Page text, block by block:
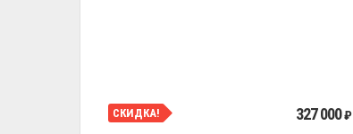
СКИДКА! 327 000₽